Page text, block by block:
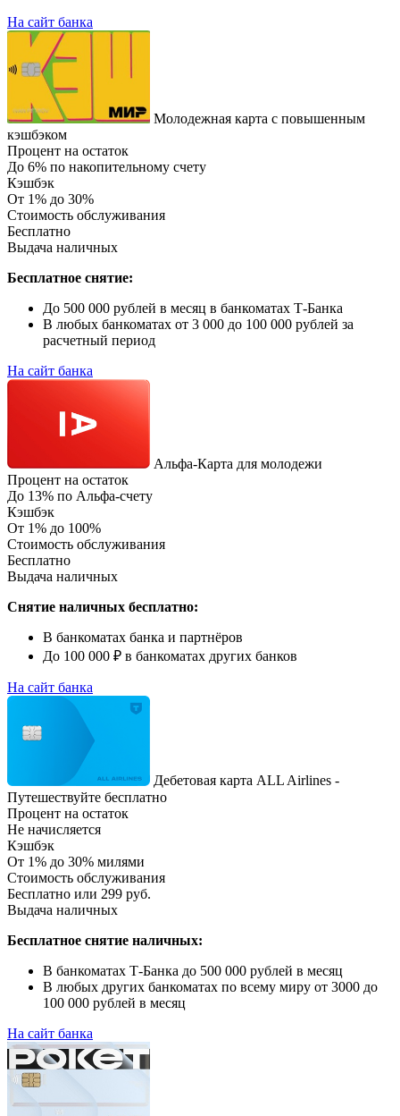
На сайт банка
Молодежная карта с повышенным
кэшбэком
Процент на остаток
До 6% по накопительному счету
Кэшбэк
От 1% до 30%
Стоимость обслуживания
Бесплатно
Выдача наличных
Бесплатное снятие:
До 500 000 рублей в месяц в банкоматах Т-Банка
В любых банкоматах от 3 000 до 100 000 рублей за
расчетный период
На сайт банка
Альфа-Карта для молодежи
Процент на остаток
До 13% по Альфа-счету
Кэшбэк
От 1% до 100%
Стоимость обслуживания
Бесплатно
Выдача наличных
Снятие наличных бесплатно:
В банкоматах банка и партнёров
До 100 000 ₽ в банкоматах других банков
На сайт банка
Дебетовая карта ALL Airlines -
Путешествуйте бесплатно
Процент на остаток
Не начисляется
Кэшбэк
От 1% до 30% милями
Стоимость обслуживания
Бесплатно или 299 руб.
Выдача наличных
Бесплатное снятие наличных:
В банкоматах Т-Банка до 500 000 рублей в месяц
В любых других банкоматах по всему миру от 3000 до
100 000 рублей в месяц
На сайт банка